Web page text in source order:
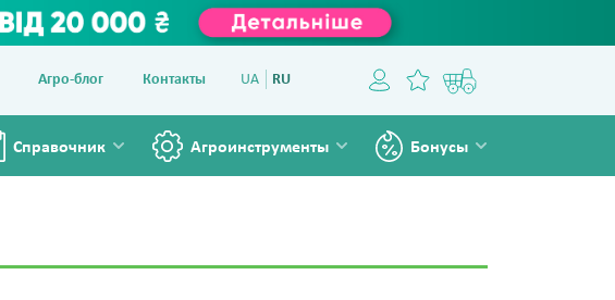
Агро-блог Контакты UA RU
Справочник Агроинструменты Бонусы